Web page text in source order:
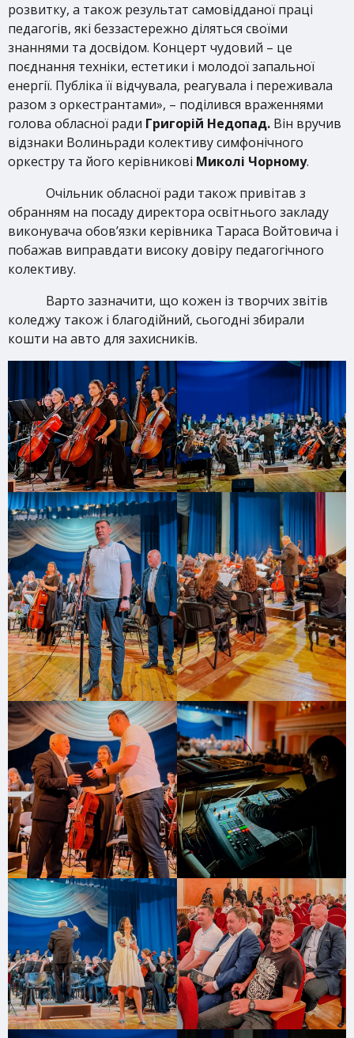
розвитку, а також результат самовідданої праці
педагогів, які беззастережно діляться своїми
знаннями та досвідом. Концерт чудовий – це
поєднання техніки, естетики і молодої запальної
енергії. Публіка її відчувала, реагувала і переживала
разом з оркестрантами», – поділився враженнями
голова обласної ради Григорій Недопад. Він вручив
відзнаки Волиньради колективу симфонічного
оркестру та його керівникові Миколі Чорному.
Очільник обласної ради також привітав з
обранням на посаду директора освітнього закладу
виконувача обов’язки керівника Тараса Войтовича і
побажав виправдати високу довіру педагогічного
колективу.
Варто зазначити, що кожен із творчих звітів
коледжу також і благодійний, сьогодні збирали
кошти на авто для захисників.